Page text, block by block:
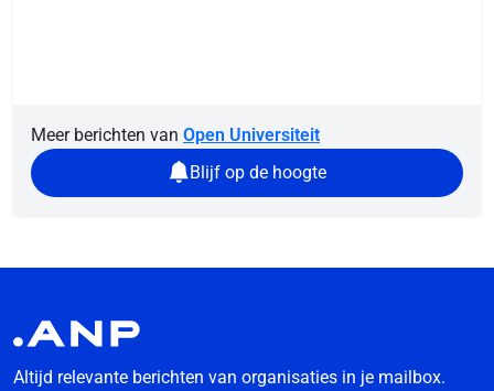
Meer berichten van Open Universiteit
Blijf op de hoogte
Altijd relevante berichten van organisaties in je mailbox.